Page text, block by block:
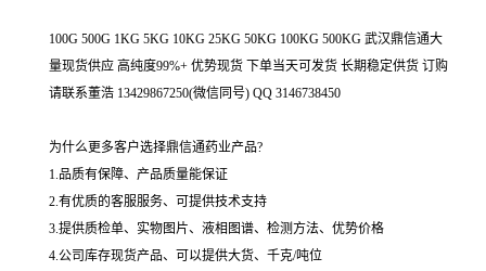
100G 500G 1KG 5KG 10KG 25KG 50KG 100KG 500KG 武汉鼎信通大
量现货供应 高纯度99%+ 优势现货 下单当天可发货 长期稳定供货 订购
请联系董浩 13429867250(微信同号) QQ 3146738450
为什么更多客户选择鼎信通药业产品?
1.品质有保障、产品质量能保证
2.有优质的客服服务、可提供技术支持
3.提供质检单、实物图片、液相图谱、检测方法、优势价格
4.公司库存现货产品、可以提供大货、千克/吨位